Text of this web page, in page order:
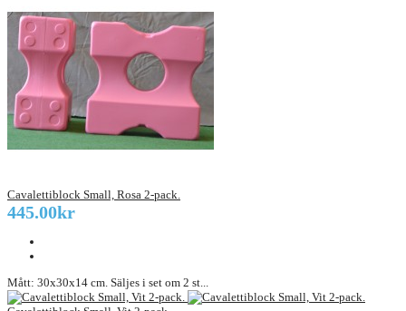
Cavalettiblock Small, Rosa 2-pack.
445.00kr
Mått: 30x30x14 cm. Säljes i set om 2 st...